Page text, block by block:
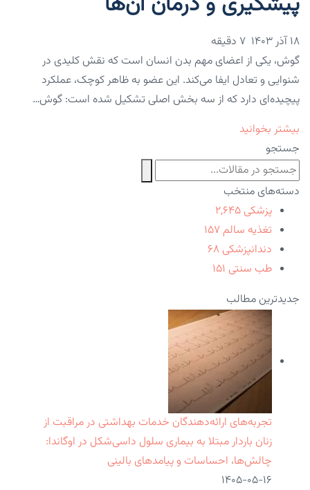
۱۸ آذر ۱۴۰۳
گوش، یکی از اعضای مهم بدن انسان است که نقش کلیدی در
شنوایی و تعادل ایفا می‌کند. این عضو به ظاهر کوچک، عملکرد
پیچیده‌ای دارد که از سه بخش اصلی تشکیل شده است: گوش…
بیشتر بخوانید
جستجو
دسته‌های منتخب
پزشکی ۲,۶۴۵
تغذیه سالم ۱۵۷
دندانپزشکی ۶۸
طب سنتی ۱۵۱
جدیدترین مطالب
تجربه‌های ارائه‌دهندگان خدمات بهداشتی در مراقبت از
زنان باردار مبتلا به بیماری سلول داسی‌شکل در اوگاندا:
چالش‌ها، احساسات و پیامدهای بالینی
۱۴۰۵-۰۵-۱۶